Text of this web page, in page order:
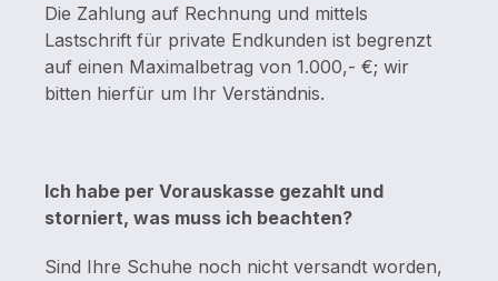
Die Zahlung auf Rechnung und mittels
Lastschrift für private Endkunden ist begrenzt
auf einen Maximalbetrag von 1.000,- €; wir
bitten hierfür um Ihr Verständnis.
Ich habe per Vorauskasse gezahlt und
storniert, was muss ich beachten?
Sind Ihre Schuhe noch nicht versandt worden,